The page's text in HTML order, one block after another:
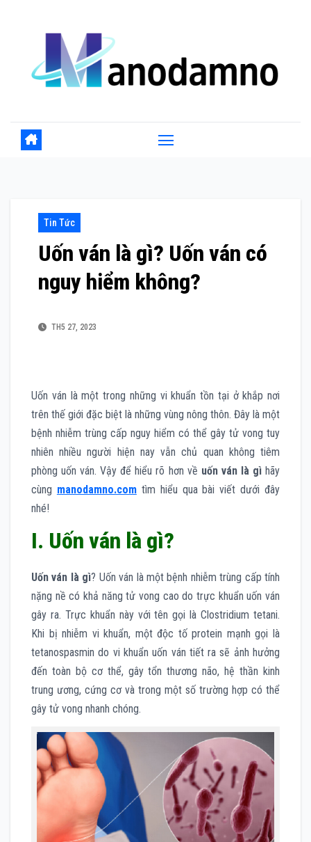
Tin Tức
Uốn ván là gì? Uốn ván có
nguy hiểm không?
TH5 27, 2023
Uốn ván là một trong những vi khuẩn tồn tại ở khắp nơi
trên thế giới đặc biệt là những vùng nông thôn. Đây là một
bệnh nhiễm trùng cấp nguy hiểm có thể gây tử vong tuy
nhiên nhiều người hiện nay vẫn chủ quan không tiêm
phòng uốn ván. Vậy để hiểu rõ hơn về uốn ván là gìhãy
cùng manodamno.comtìm hiểu qua bài viết dưới đây
nhé!
I. Uốn ván là gì?
Uốn ván là gì? Uốn ván là một bệnh nhiễm trùng cấp tính
nặng nề có khả năng tử vong cao do trực khuẩn uốn ván
gây ra. Trực khuẩn này với tên gọi là Clostridium tetani.
Khi bị nhiễm vi khuẩn, một độc tố protein mạnh gọi là
tetanospasmin do vi khuẩn uốn ván tiết ra sẽ ảnh hưởng
đến toàn bộ cơ thể, gây tổn thương não, hệ thần kinh
trung ương, cứng cơ và trong một số trường hợp có thể
gây tử vong nhanh chóng.